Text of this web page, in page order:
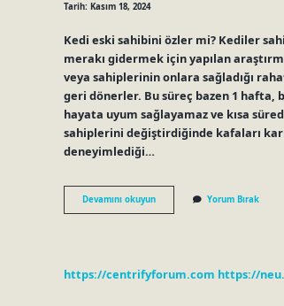
Tarih: Kasım 18, 2024
Kedi eski sahibini özler mi? Kediler
merakı gidermek için yapılan
veya sahiplerinin onlara sağladığı
geri dönerler. Bu süreç bazen 1 hafta,
hayata uyum sağlayamaz ve kısa
sahiplerini değiştirdiğinde kafaları
deneyimlediği…
Devamını okuyunEvden
Kaçan
Yorum Bırak
https://centrifyforum.com https://